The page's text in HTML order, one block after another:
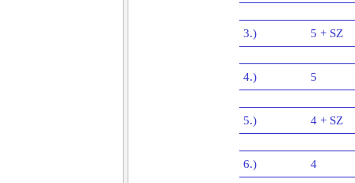
3.) 5 + SZ
4.) 5
5.) 4 + SZ
6.) 4